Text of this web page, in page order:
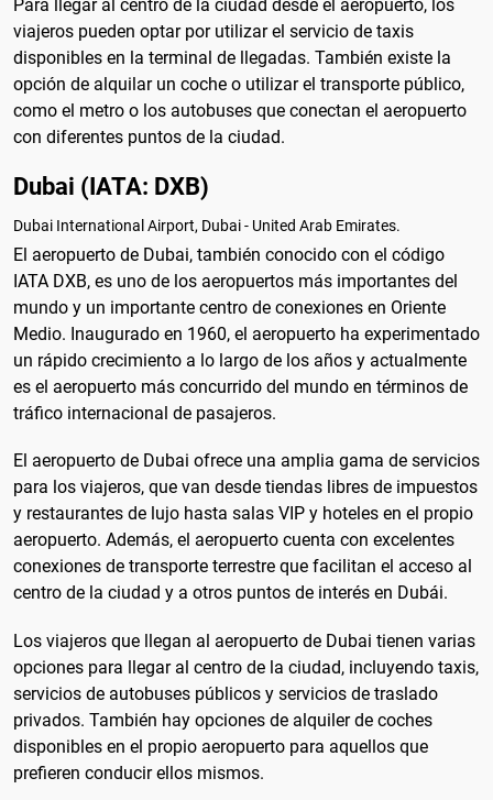
Para llegar al centro de la ciudad desde el aeropuerto, los
viajeros pueden optar por utilizar el servicio de taxis
disponibles en la terminal de llegadas. También existe la
opción de alquilar un coche o utilizar el transporte público,
como el metro o los autobuses que conectan el aeropuerto
con diferentes puntos de la ciudad.
Dubai (IATA: DXB)
Dubai International Airport, Dubai - United Arab Emirates.
El aeropuerto de Dubai, también conocido con el código
IATA DXB, es uno de los aeropuertos más importantes del
mundo y un importante centro de conexiones en Oriente
Medio. Inaugurado en 1960, el aeropuerto ha experimentado
un rápido crecimiento a lo largo de los años y actualmente
es el aeropuerto más concurrido del mundo en términos de
tráfico internacional de pasajeros.
El aeropuerto de Dubai ofrece una amplia gama de servicios
para los viajeros, que van desde tiendas libres de impuestos
y restaurantes de lujo hasta salas VIP y hoteles en el propio
aeropuerto. Además, el aeropuerto cuenta con excelentes
conexiones de transporte terrestre que facilitan el acceso al
centro de la ciudad y a otros puntos de interés en Dubái.
Los viajeros que llegan al aeropuerto de Dubai tienen varias
opciones para llegar al centro de la ciudad, incluyendo taxis,
servicios de autobuses públicos y servicios de traslado
privados. También hay opciones de alquiler de coches
disponibles en el propio aeropuerto para aquellos que
prefieren conducir ellos mismos.